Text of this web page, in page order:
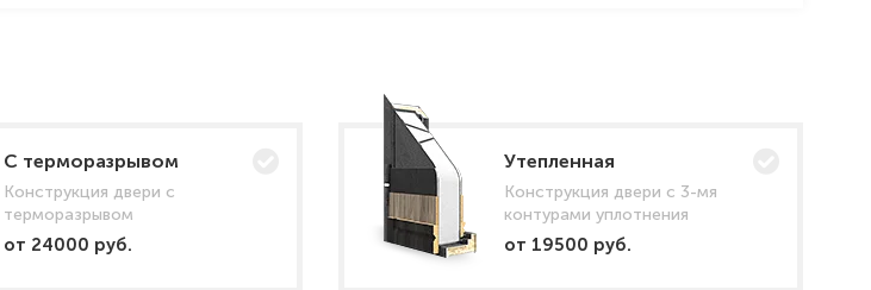
C терморазрывом
Конструкция двери с
терморазрывом
от 24000 руб.
Утепленная
Конструкция двери с 3-мя
контурами уплотнения
от 19500 руб.